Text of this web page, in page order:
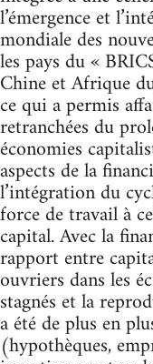
l’émergence et
mondiale des
les pays du «
Chine et Afrique
ce qui a permis
retranchées du
économies
aspects de la
l’intégration du
force de travail à
capital. Avec la
rapport entre
ouvriers dans les
stagnés et la
a été de plus en
(hypothèques,